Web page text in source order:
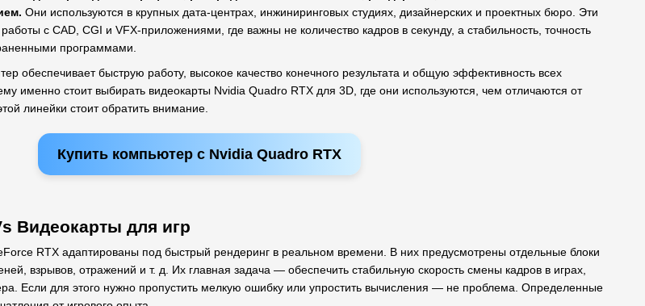
Они используются в крупных дата-центрах, инжиниринговых студиях, дизайнерских и проектных бюро. Эти
с CAD, CGI и VFX-приложениями, где важны не количество кадров в секунду, а стабильность, точность
программами.
обеспечивает быструю работу, высокое качество конечного результата и общую эффективность всех
именно стоит выбирать видеокарты Nvidia Quadro RTX для 3D, где они используются, чем отличаются от
линейки стоит обратить внимание.
Купить компьютер с Nvidia Quadro RTX
Видеокарты для игр
RTX адаптированы под быстрый рендеринг в реальном времени. В них предусмотрены отдельные блоки
взрывов, отражений и т. д. Их главная задача — обеспечить стабильную скорость смены кадров в играх,
Если для этого нужно пропустить мелкую ошибку или упростить вычисления — не проблема. Определенные